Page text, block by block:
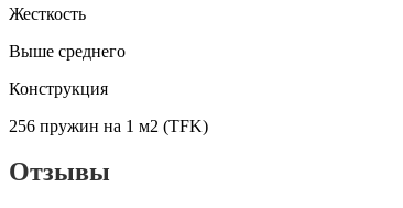
Жесткость
Выше среднего
Конструкция
256 пружин на 1 м2 (TFK)
Отзывы